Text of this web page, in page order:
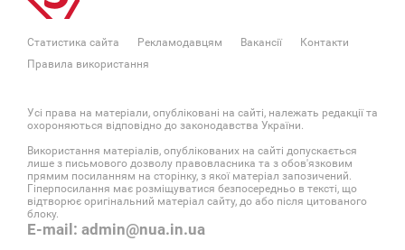
Статистика сайта Рекламодавцям Вакансії
Контакти
Правила використання
Усі права на матеріали, опубліковані на сайті, належать редакції та
охороняються відповідно до законодавства України.
Використання матеріалів, опублікованих на сайті допускається
лише з письмового дозволу правовласника та з обов'язковим
прямим посиланням на сторінку, з якої матеріал запозичений.
Гіперпосилання має розміщуватися безпосередньо в тексті, що
відтворює оригінальний матеріал сайту, до або після цитованого
блоку.
E-mail: admin@nua.in.ua